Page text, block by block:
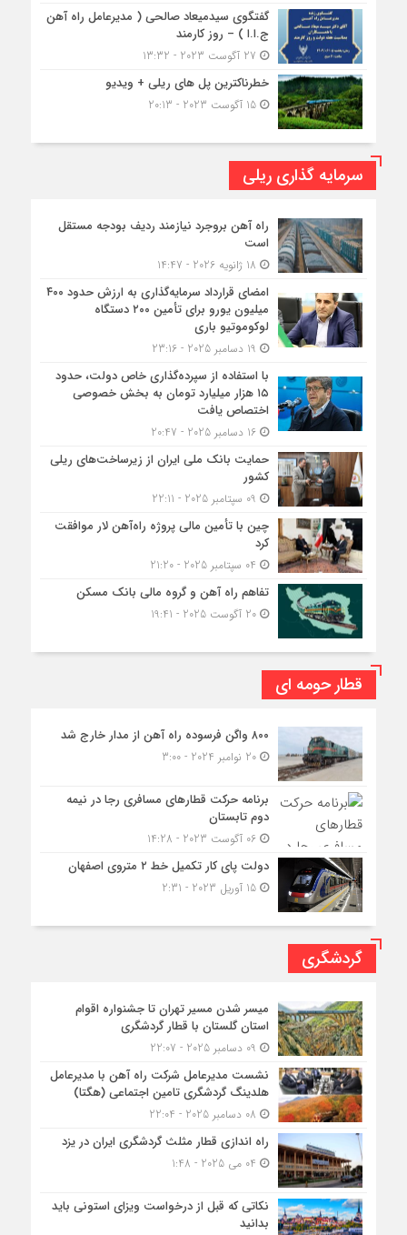
گفتگوی سیدمیعاد صالحی ( مدیرعامل راه آهن
ج.ا.ا ) – روز کارمند
خطرناکترین پل های ریلی + ویدیو
15 آگوست 2023 - 20:13
سرمایه گذاری ریلی
راه آهن بروجرد نیازمند ردیف بودجه مستقل
است
امضای قرارداد سرمایه‌گذاری به ارزش حدود ۴۰۰
میلیون یورو برای تأمین ۲۰۰ دستگاه
لوکوموتیو باری
با استفاده از سپرده‌گذاری خاص دولت، حدود
۱۵ هزار میلیارد تومان به بخش خصوصی
اختصاص یافت
16 دسامبر 2025 - 20:47
حمایت بانک ملی ایران از زیرساخت‌های ریلی
کشور
چین با تأمین مالی پروژه راه‌آهن لار موافقت
کرد
تفاهم راه آهن و گروه مالی بانک مسکن
20 آگوست 2025 - 19:41
قطار حومه ای
۸۰۰ واگن فرسوده راه آهن از مدار خارج شد
20 نوامبر 2024 - 3:00
برنامه حرکت قطارهای مسافری رجا در نیمه
دوم تابستان
06 آگوست 2023 - 14:28
دولت پای کار تکمیل خط ۲ متروی اصفهان
15 آوریل 2023 - 2:31
گردشگری
میسر شدن مسیر تهران تا جشنواره اقوام
استان گلستان با قطار گردشگری
نشست مدیرعامل شرکت راه آهن با مدیرعامل
هلدینگ گردشگری تامین اجتماعی (هگتا)
راه اندازی قطار مثلث گردشگری ایران در یزد
نکاتی که قبل از درخواست ویزای استونی باید
بدانید